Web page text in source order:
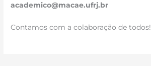
academico@macae.ufrj.br
Contamos com a colaboração de todos!